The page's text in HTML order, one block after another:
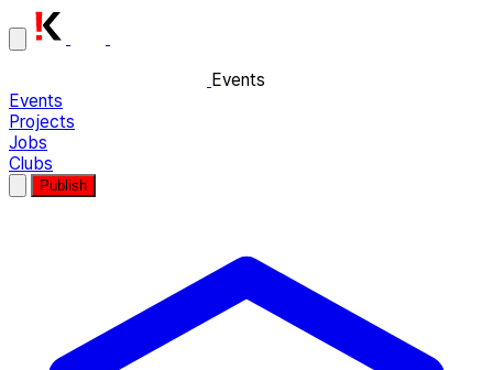
Events
Events
Projects
Jobs
Clubs
Publish